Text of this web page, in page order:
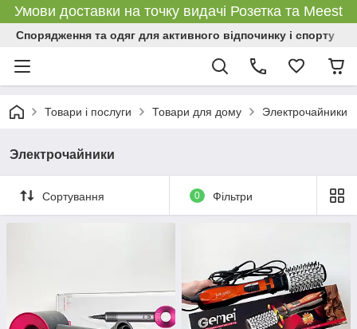
Умови доставки на точку видачі Розетка та Meest
Спорядження та одяг для активного відпочинку і спорту
Товари і послуги Товари для дому Электрочайники
Электрочайники
Сортування 0 Фільтри